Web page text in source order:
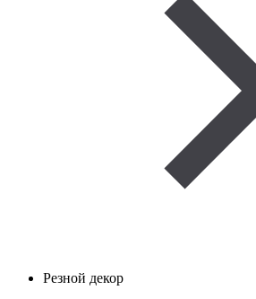
Резной декор